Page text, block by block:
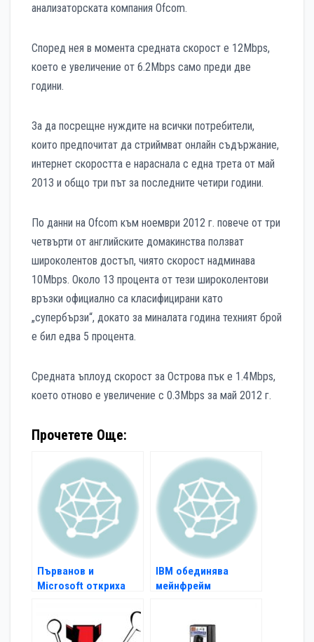
анализаторската компания Ofcom.
Според нея в момента средната скорост е 12Mbps,
което е увеличение от 6.2Mbps само преди две
години.
За да посрещне нуждите на всички потребители,
които предпочитат да стриймват онлайн съдържание,
интернет скоростта е нараснала с една трета от май
2013 и общо три път за последните четири години.
По данни на Ofcom към ноември 2012 г. повече от три
четвърти от английските домакинства ползват
широколентов достъп, чиято скорост надминава
10Mbps. Около 13 процента от тези широколентови
връзки официално са класифицирани като
„супербързи“, докато за миналата година техният брой
е бил едва 5 процента.
Средната ъплоуд скорост за Острова пък е 1.4Mbps,
което отново е увеличение с 0.3Mbps за май 2012 г.
Прочетете Още:
Първанов и
Microsoft откриха
IBM обединява
мейнфрейм